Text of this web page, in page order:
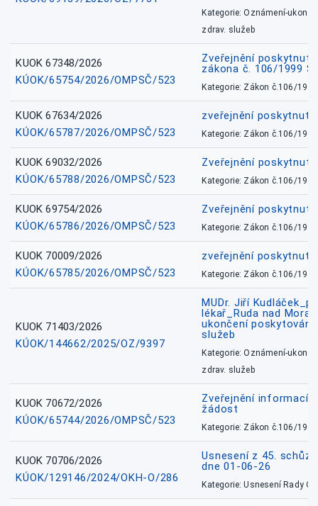
Kategorie: Oznámení-
zdrav. služeb
KUOK 67348/2026
KÚOK/65754/2026/OMPSČ/523
Zveřejnění
zákona č. 106/1999
Kategorie: Zákon č.106/1999
KUOK 67634/2026
KÚOK/65787/2026/OMPSČ/523
zveřejnění
Kategorie: Zákon č.106/1999
KUOK 69032/2026
KÚOK/65788/2026/OMPSČ/523
Zveřejnění
Kategorie: Zákon č.106/1999
KUOK 69754/2026
KÚOK/65786/2026/OMPSČ/523
Zveřejnění
Kategorie: Zákon č.106/1999
KUOK 70009/2026
KÚOK/65785/2026/OMPSČ/523
zveřejnění
Kategorie: Zákon č.106/1999
KUOK 71403/2026
KÚOK/144662/2025/OZ/9397
MUDr. Jiří
lékař_Ruda nad
ukončení
služeb
Kategorie: Oznámení-
zdrav. služeb
KUOK 70672/2026
KÚOK/65744/2026/OMPSČ/523
Zveřejnění informací
žádost
Kategorie: Zákon č.106/1999
KUOK 70706/2026
KÚOK/129146/2024/OKH-O/286
Usnesení z 45.
dne 01-06-26
Kategorie: Usnesení Rady